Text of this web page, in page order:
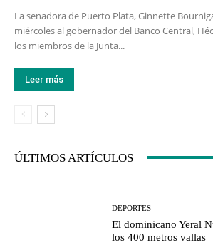
La senadora de Puerto Plata, Ginnette
miércoles al gobernador del Banco Central,
los miembros de la Junta...
Leer más
ÚLTIMOS ARTÍCULOS
DEPORTES
El dominicano Yeral
los 400 metros vallas